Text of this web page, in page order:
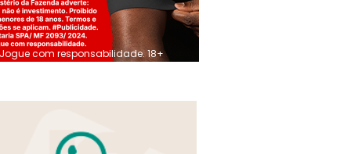
Jogue com responsabilidade. 18+